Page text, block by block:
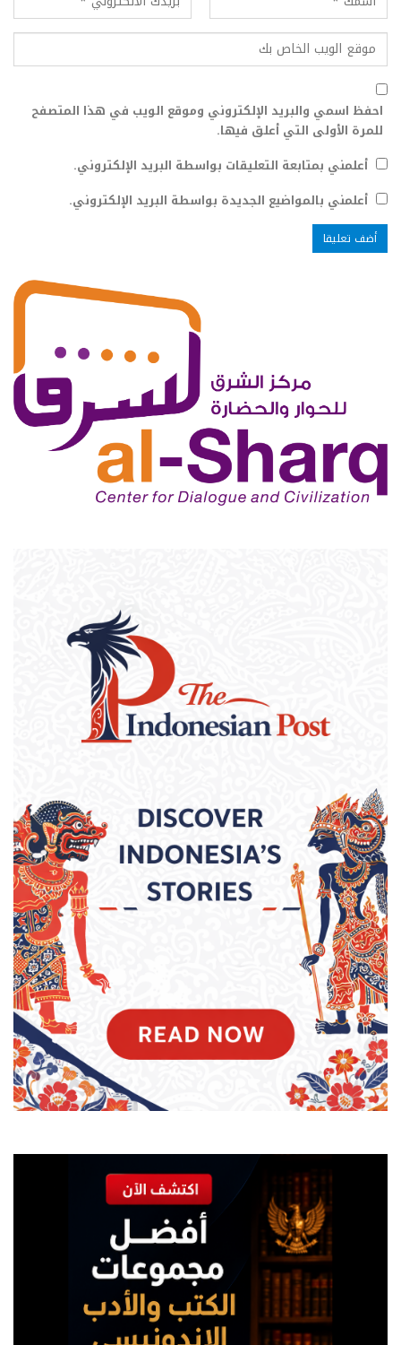
احفظ اسمي والبريد الإلكتروني وموقع الويب في هذا المتصفح
للمرة الأولى التي أعلق فيها.
أعلمني بمتابعة التعليقات بواسطة البريد الإلكتروني.
أعلمني بالمواضيع الجديدة بواسطة البريد الإلكتروني.